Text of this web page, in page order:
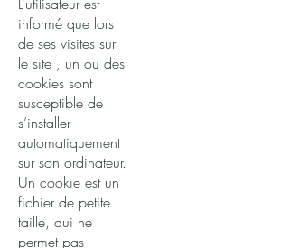
informé que lors
de ses visites sur
le site , un ou des
cookies sont
susceptible de
s’installer
automatiquement
sur son ordinateur.
Un cookie est un
fichier de petite
taille, qui ne
permet pas